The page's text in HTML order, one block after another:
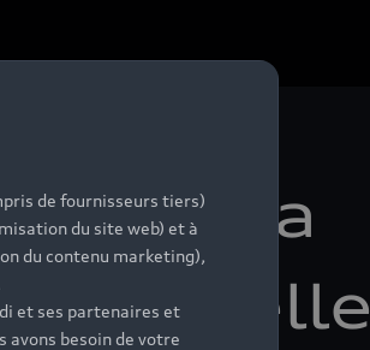
de fournisseurs tiers)
du site web) et à
du contenu marketing),
et ses partenaires et
avons besoin de votre
l’air, la
Isabelle